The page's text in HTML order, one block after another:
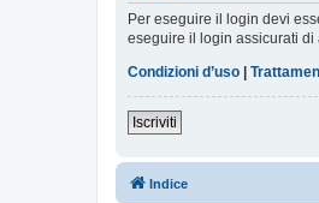
Per eseguire il login devi
eseguire il login assicurati di
Condizioni d’uso
Iscriviti
Indice